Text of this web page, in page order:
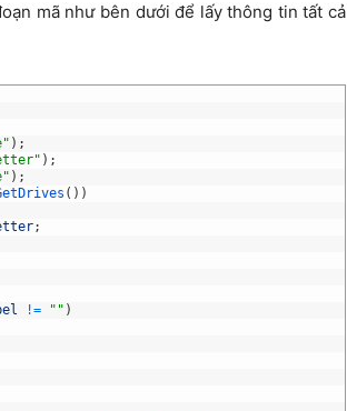
mã như bên dưới để lấy thông tin tất cả
) ;
) ;
) ;
( ) )
;
!= "" )